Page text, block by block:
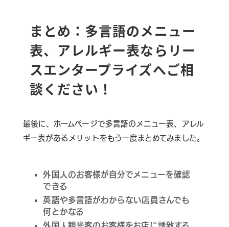
まとめ：多言語のメニュー
表、アレルギー表ならリー
スエンタープライズへご相
談ください！
最後に、ホームページで多言語のメニュー表、アレル
ギー表があるメリットをもう一度まとめてみました。
外国人のお客様が自分でメニューを確認
できる
英語や多言語がわからない店員さんでも
何とかなる